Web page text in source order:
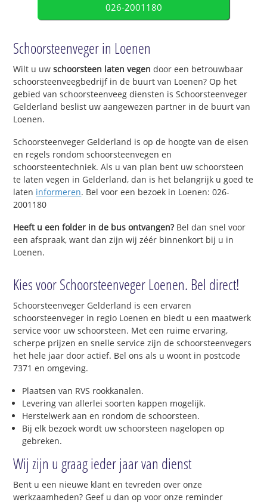
026-2001180
Schoorsteenveger in Loenen
Wilt u uwschoorsteen laten vegen door een betrouwbaar
schoorsteenveegbedrijf in de buurt van Loenen? Op het
gebied van schoorsteenveeg diensten is Schoorsteenveger
Gelderland beslist uw aangewezen partner in de buurt van
Loenen.
Schoorsteenveger Gelderland is op de hoogte van de eisen
en regels rondom schoorsteenvegen en
schoorsteentechniek. Als u van plan bent uw schoorsteen
te laten vegen in Gelderland, dan is het belangrijk u goed te
laten informeren. Bel voor een bezoek in Loenen: 026-
2001180
Heeft u een folder in de bus ontvangen?Bel dan snel voor
een afspraak, want dan zijn wij zéér binnenkort bij u in
Loenen.
Kies voor Schoorsteenveger Loenen. Bel direct!
Schoorsteenveger Gelderland is een ervaren
schoorsteenveger in regio Loenen en biedt u een maatwerk
service voor uw schoorsteen. Met een ruime ervaring,
scherpe prijzen en snelle service zijn de schoorsteenvegers
het hele jaar door actief. Bel ons als u woont in postcode
7371 en omgeving.
Plaatsen van RVS rookkanalen.
Levering van allerlei soorten kappen mogelijk.
Herstelwerk aan en rondom de schoorsteen.
Bij elk bezoek wordt uw schoorsteen nagelopen op
gebreken.
Wij zijn u graag ieder jaar van dienst
Bent u een nieuwe klant en tevreden over onze
werkzaamheden? Geef u dan op voor onze reminder